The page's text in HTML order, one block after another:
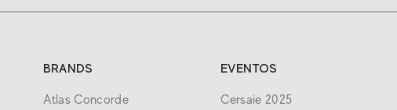
BRANDS
Atlas Concorde
EVENTOS
Cersaie 2025